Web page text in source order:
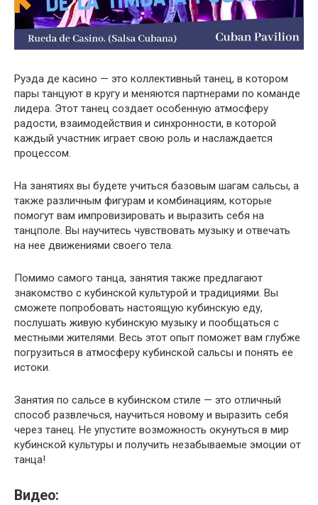
Руэда де касино — это коллективный танец, в котором
пары танцуют в кругу и меняются партнерами по команде
лидера. Этот танец создает особенную атмосферу
радости, взаимодействия и синхронности, в которой
каждый участник играет свою роль и наслаждается
процессом.
На занятиях вы будете учиться базовым шагам сальсы, а
также различным фигурам и комбинациям, которые
помогут вам импровизировать и выразить себя на
танцполе. Вы научитесь чувствовать музыку и отвечать
на нее движениями своего тела.
Помимо самого танца, занятия также предлагают
знакомство с кубинской культурой и традициями. Вы
сможете попробовать настоящую кубинскую еду,
послушать живую кубинскую музыку и пообщаться с
местными жителями. Весь этот опыт поможет вам глубже
погрузиться в атмосферу кубинской сальсы и понять ее
истоки.
Занятия по сальсе в кубинском стиле — это отличный
способ развлечься, научиться новому и выразить себя
через танец. Не упустите возможность окунуться в мир
кубинской культуры и получить незабываемые эмоции от
танца!
Видео: